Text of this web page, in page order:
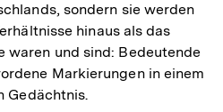
sondern sie werden
hinaus als das
waren und sind: Bedeutende
Markierungen in einem
Gedächtnis.